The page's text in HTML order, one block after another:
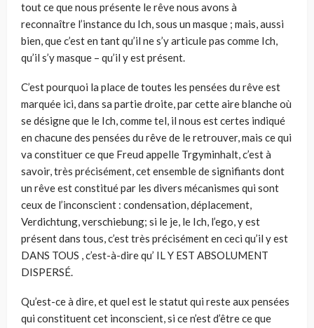
tout ce que nous présente le rêve nous avons à
reconnaître l’instance du Ich, sous un masque ; mais, aussi
bien, que c’est en tant qu’il ne s’y articule pas comme Ich,
qu’il s’y masque – qu’il y est présent.
C’est pourquoi la place de toutes les pensées du rêve est
marquée ici, dans sa partie droite, par cette aire blanche où
se désigne que le Ich, comme tel, il nous est certes indiqué
en chacune des pensées du rêve de le retrouver, mais ce qui
va constituer ce que Freud appelle Trgyminhalt, c’est à
savoir, très précisément, cet ensemble de signifiants dont
un rêve est constitué par les divers mécanismes qui sont
ceux de l’inconscient : condensation, déplacement,
Verdichtung, verschiebung; si le je, le Ich, l’ego, y est
présent dans tous, c’est très précisément en ceci qu’il y est
DANS TOUS , c’est-à-dire qu’ IL Y EST ABSOLUMENT
DISPERSÉ.
Qu’est-ce à dire, et quel est le statut qui reste aux pensées
qui constituent cet inconscient, si ce n’est d’être ce que